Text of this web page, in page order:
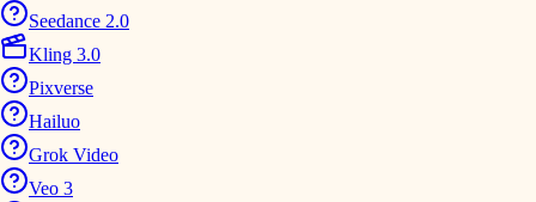
Seedance 2.0
Kling 3.0
Pixverse
Hailuo
Grok Video
Veo 3